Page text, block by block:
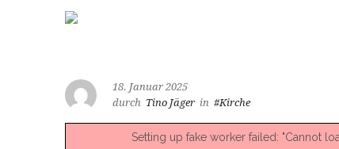
18. Januar 2025
durch Tino Jäger in #Kirche
Setting up fake worker failed: "Cannot